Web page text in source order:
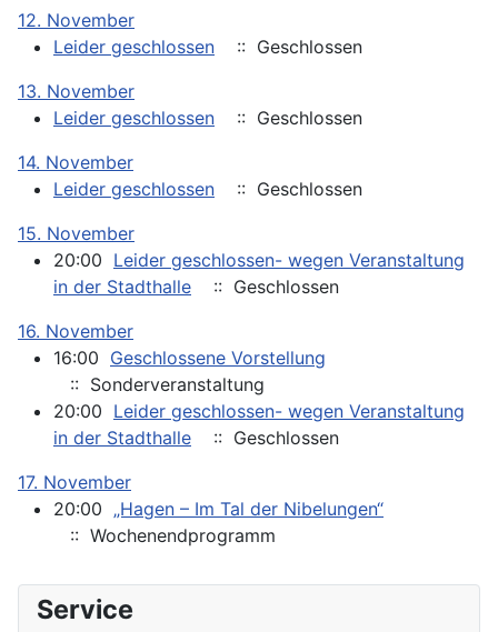
12. November
Leider geschlossen
:: Geschlossen
13. November
Leider geschlossen
:: Geschlossen
14. November
Leider geschlossen
:: Geschlossen
15. November
20:00 Leider geschlossen- wegen Veranstaltung
in der Stadthalle
:: Geschlossen
16. November
16:00 Geschlossene Vorstellung
:: Sonderveranstaltung
20:00 Leider geschlossen- wegen Veranstaltung
in der Stadthalle
:: Geschlossen
17. November
20:00 „Hagen – Im Tal der Nibelungen“
:: Wochenendprogramm
Service